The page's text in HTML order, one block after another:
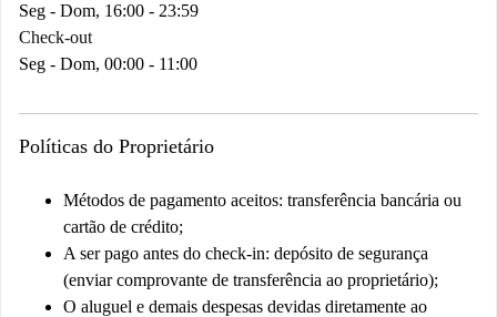
Seg - Dom, 16:00 - 23:59
Check-out
Seg - Dom, 00:00 - 11:00
Políticas do Proprietário
Métodos de pagamento aceitos: transferência bancária ou
cartão de crédito;
A ser pago antes do check-in: depósito de segurança
(enviar comprovante de transferência ao proprietário);
O aluguel e demais despesas devidas diretamente ao